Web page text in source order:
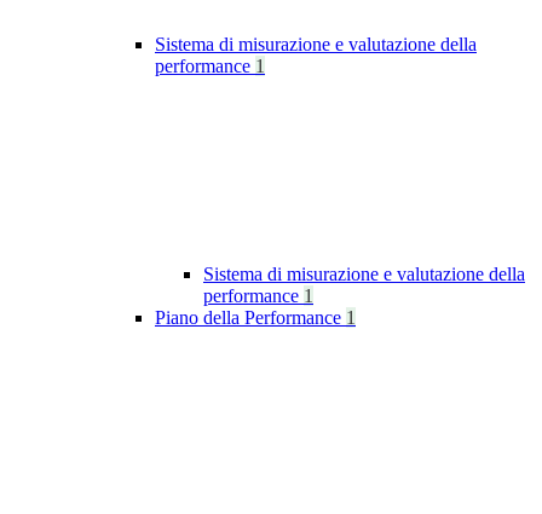
Sistema di misurazione e valutazione della
performance 1
Sistema di misurazione e valutazione della
performance 1
Piano della Performance 1